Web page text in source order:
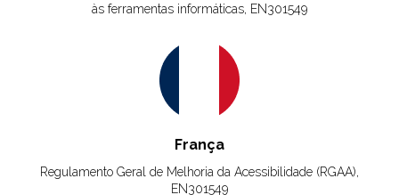
às ferramentas informáticas, EN301549
França
Regulamento Geral de Melhoria da Acessibilidade (RGAA),
EN301549